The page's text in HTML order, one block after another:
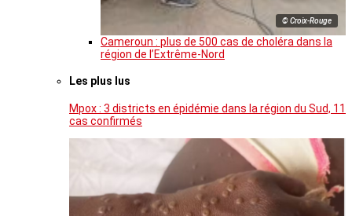
© Croix-Rouge
Cameroun : plus de 500 cas de choléra dans la
région de l’Extrême-Nord
Les plus lus
Mpox : 3 districts en épidémie dans la région du Sud, 11
cas confirmés